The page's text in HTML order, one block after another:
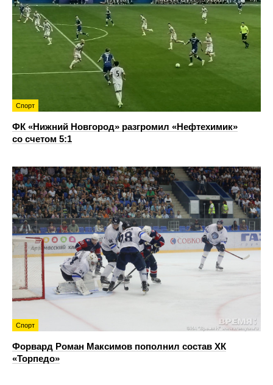
Спорт
ФК «Нижний Новгород» разгромил «Нефтехимик»
со счетом 5:1
Спорт
Форвард Роман Максимов пополнил состав ХК
«Торпедо»